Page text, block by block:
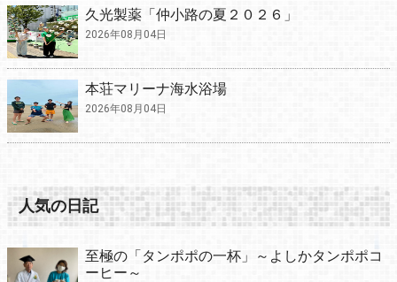
久光製薬「仲小路の夏２０２６」
2026年08月04日
本荘マリーナ海水浴場
2026年08月04日
人気の日記
至極の「タンポポの一杯」～よしかタンポポコ
ーヒー～